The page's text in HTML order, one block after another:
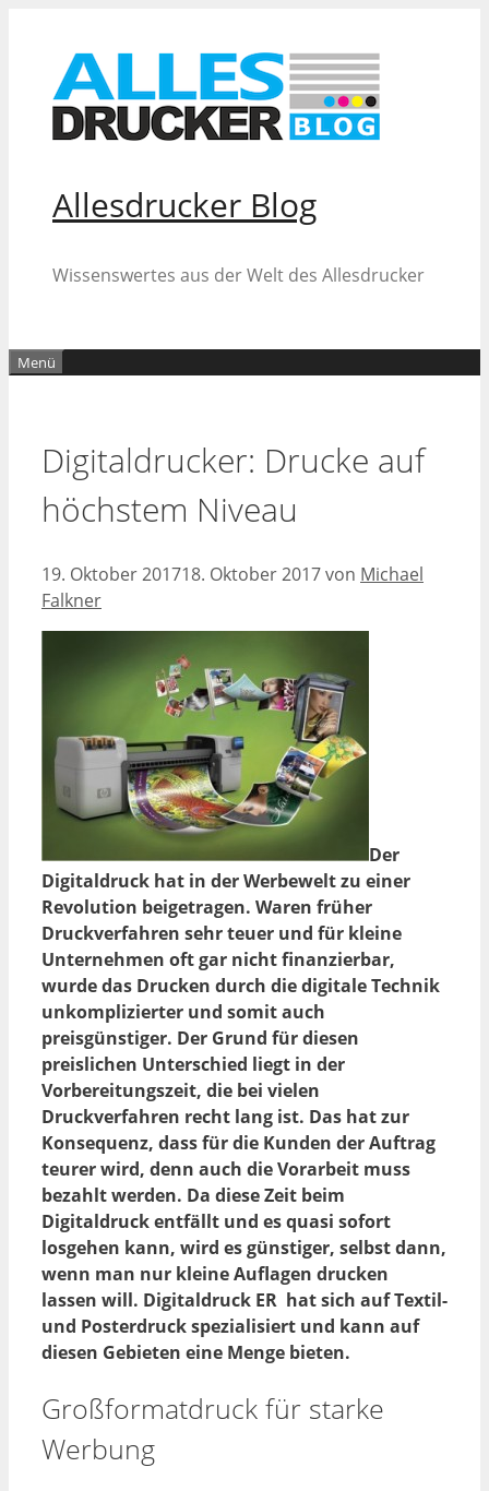
springen
Allesdrucker Blog
Wissenswertes aus der Welt des Allesdrucker
Menü
Digitaldrucker: Drucke auf
höchstem Niveau
19. Oktober 201718. Oktober 2017von Michael
Falkner
Der
Digitaldruck hat in der Werbewelt zu einer
Revolution beigetragen. Waren früher
Druckverfahren sehr teuer und für kleine
Unternehmen oft gar nicht finanzierbar,
wurde das Drucken durch die digitale Technik
unkomplizierter und somit auch
preisgünstiger. Der Grund für diesen
preislichen Unterschied liegt in der
Vorbereitungszeit, die bei vielen
Druckverfahren recht lang ist. Das hat zur
Konsequenz, dass für die Kunden der Auftrag
teurer wird, denn auch die Vorarbeit muss
bezahlt werden. Da diese Zeit beim
Digitaldruck entfällt und es quasi sofort
losgehen kann, wird es günstiger, selbst dann,
wenn man nur kleine Auflagen drucken
lassen will. Digitaldruck ER hat sich auf Textil-
und Posterdruck spezialisiert und kann auf
diesen Gebieten eine Menge bieten.
Großformatdruck für starke
Werbung